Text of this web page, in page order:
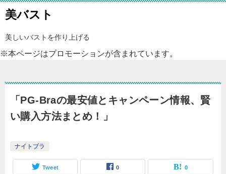
美バスト
美しいバストを作り上げる
※本ページはプロモーションが含まれています。
「PG-Braの最安値とキャンペーン情報、賢
い購入方法まとめ！」
ナイトブラ
Tweet 0 0